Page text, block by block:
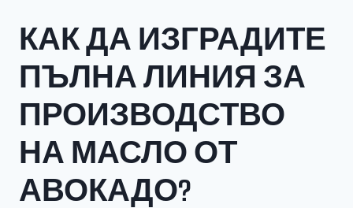
КАК ДА ИЗГРАДИТЕ
ПЪЛНА ЛИНИЯ ЗА
ПРОИЗВОДСТВО
НА МАСЛО ОТ
АВОКАДО?